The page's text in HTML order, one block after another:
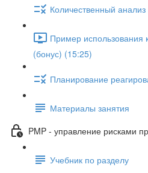
Количественный
Пример использования
(бонус) (15:25)
Планирование
Материалы занятия
PMP - управление рисками
Учебник по разделу